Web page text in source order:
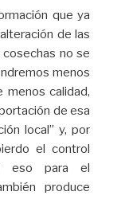
que ya
de las
no se
menos
menos calidad,
de esa
local” y, por
el control
eso para el
produce